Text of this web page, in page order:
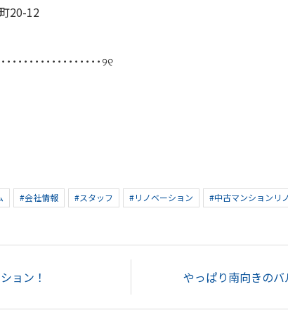
20-12
･････････････････୨୧
#会社情報 #スタッフ #リノベーション #中古マンションリ
ョン！ やっぱり南向きの